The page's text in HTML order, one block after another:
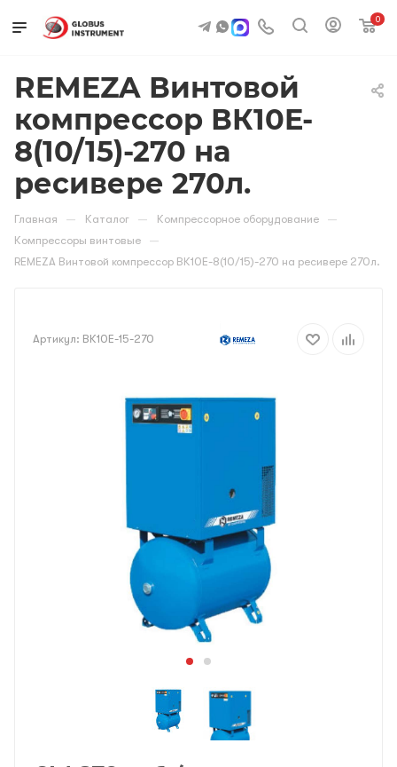
0
REMEZA Винтовой
компрессор ВК10E-
8(10/15)-270 на
ресивере 270л.
Главная — Каталог — Компрессорное оборудование —
Компрессоры винтовые —
REMEZA Винтовой компрессор ВК10E-8(10/15)-270 на ресивере 270л.
Артикул: ВК10E-15-270